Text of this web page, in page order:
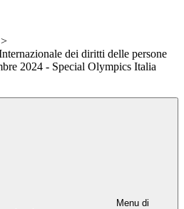
>
dei diritti delle persone
2024 - Special Olympics Italia
Menu di